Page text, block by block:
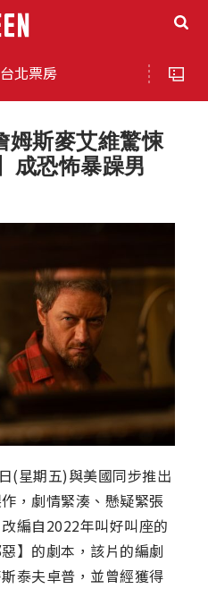
台北票房
姆斯麥艾維驚悚
成恐怖暴躁男
(星期五)與美國同步推出
，劇情緊湊、懸疑緊張
編自2022年叫好叫座的
】的劇本，該片的編劇
泰夫卓普，並曾經獲得